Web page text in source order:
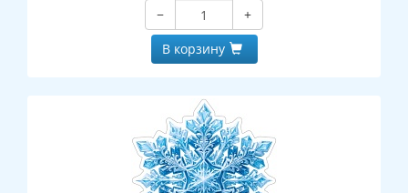
−
+
В корзину